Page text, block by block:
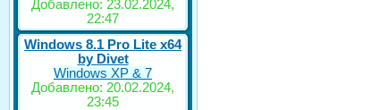
Добавлено: 23.02.2024,
22:47
Windows 8.1 Pro Lite x64
by Divet
Windows XP & 7
Добавлено: 20.02.2024,
23:45